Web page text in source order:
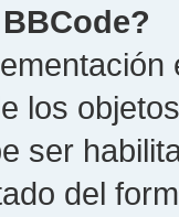
los
ser
del